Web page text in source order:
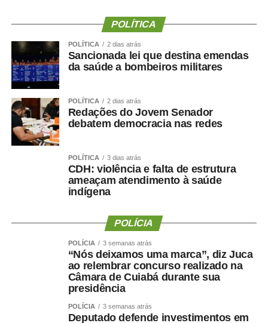
POLÍTICA
POLÍTICA 2 dias atrás
Sancionada lei que destina emendas
da saúde a bombeiros militares
POLÍTICA 2 dias atrás
Redações do Jovem Senador
debatem democracia nas redes
POLÍTICA 3 dias atrás
CDH: violência e falta de estrutura
ameaçam atendimento à saúde
indígena
POLÍCIA
POLÍCIA 3 semanas atrás
“Nós deixamos uma marca”, diz Juca
ao relembrar concurso realizado na
Câmara de Cuiabá durante sua
presidência
POLÍCIA 3 semanas atrás
Deputado defende investimentos em